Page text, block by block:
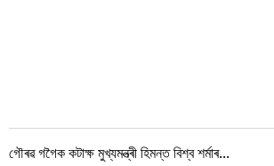
গৌৰৱ গগৈক কটাক্ষ মুখ্যমন্ত্ৰী হিমন্ত বিশ্ব শৰ্মাৰ...